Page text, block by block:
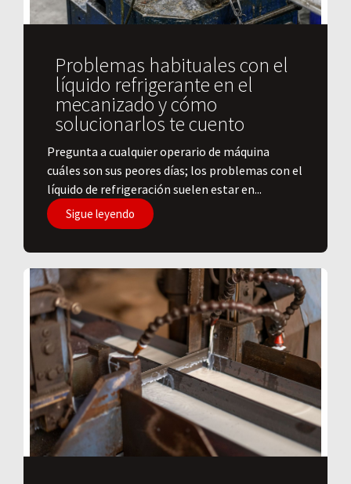
Problemas habituales con el
líquido refrigerante en el
mecanizado y cómo
solucionarlos te cuento
Pregunta a cualquier operario de máquina
cuáles son sus peores días; los problemas con el
líquido de refrigeración suelen estar en...
Sigue leyendo